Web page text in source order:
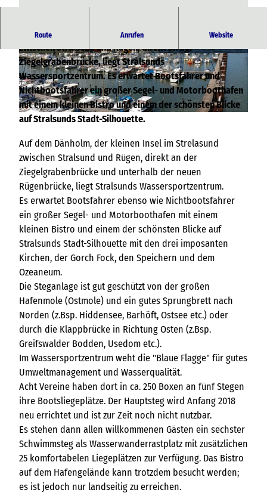
© Manfred Hanke, Vorstandsmitglied WSZ
© Lutz Lampe, Stralsund © Lutz Lampe, Stralsund
Route Anrufen Website
Auf dem Dänholm, der kleinen Insel im Strelasund
zwischen Stralsund und Rügen, direkt an der
Ziegelgrabenbrücke, liegt Stralsunds
Wassersportzentrum. Es erwartet Bootsfahrer und
Nichtbootsfahrer ein großer Segel- und Motorboothafen
mit einem kleinen Bistro und einem der schönsten Blicke
auf Stralsunds Stadt-Silhouette.
Auf dem Dänholm, der kleinen Insel im Strelasund
zwischen Stralsund und Rügen, direkt an der
Ziegelgrabenbrücke und unterhalb der neuen
Rügenbrücke, liegt Stralsunds Wassersportzentrum.
Es erwartet Bootsfahrer ebenso wie Nichtbootsfahrer
ein großer Segel- und Motorboothafen mit einem
kleinen Bistro und einem der schönsten Blicke auf
Stralsunds Stadt-Silhouette mit den drei imposanten
Kirchen, der Gorch Fock, den Speichern und dem
Ozeaneum.
Die Steganlage ist gut geschützt von der großen
Hafenmole (Ostmole) und ein gutes Sprungbrett nach
Norden (z.Bsp. Hiddensee, Barhöft, Ostsee etc.) oder
durch die Klappbrücke in Richtung Osten (z.Bsp.
Greifswalder Bodden, Usedom etc.).
Im Wassersportzentrum weht die "Blaue Flagge" für gutes
Umweltmanagement und Wasserqualität.
Acht Vereine haben dort in ca. 250 Boxen an fünf Stegen
ihre Bootsliegeplätze. Der Hauptsteg wird Anfang 2018
neu errichtet und ist zur Zeit noch nicht nutzbar.
Es stehen dann allen willkommenen Gästen ein sechster
Schwimmsteg als Wasserwanderrastplatz mit zusätzlichen
25 komfortabelen Liegeplätzen zur Verfügung. Das Bistro
auf dem Hafengelände kann trotzdem besucht werden;
es ist jedoch nur landseitig zu erreichen.